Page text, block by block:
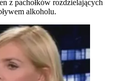
z pachołków rozdzielających
alkoholu.